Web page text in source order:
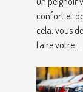
confort et
cela, vous
faire votre...